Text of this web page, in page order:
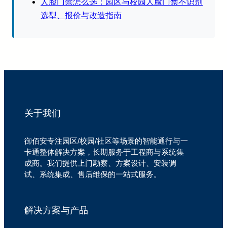
选型、报价与改造指南
关于我们
御佰安专注园区/校园/社区等场景的智能通行与一
卡通整体解决方案，长期服务于工程商与系统集
成商。我们提供上门勘察、方案设计、安装调
试、系统集成、售后维保的一站式服务。
解决方案与产品